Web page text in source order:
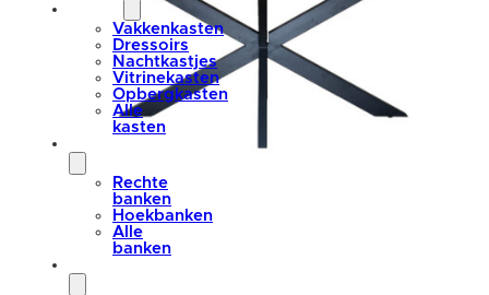
Vakkenkasten
Dressoirs
Nachtkastjes
Vitrinekasten
Opbergkasten
Alle
kasten
Rechte
banken
Hoekbanken
Alle
banken